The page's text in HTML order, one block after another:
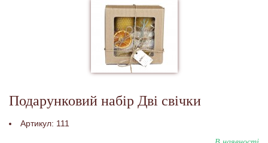
Подарунковий набір Дві свічки
Артикул: 111